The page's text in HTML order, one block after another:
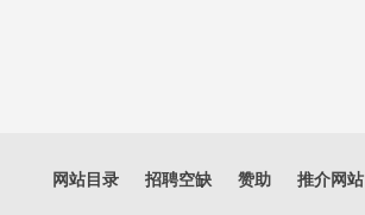
网站目录 招聘空缺 赞助 推介网站